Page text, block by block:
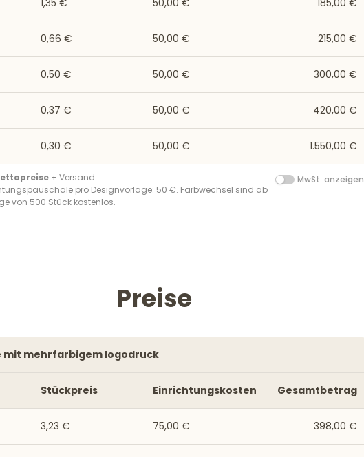
0,66 € 50,00 € 215,00 €
0,50 € 50,00 € 300,00 €
0,37 € 50,00 € 420,00 €
0,30 € 50,00 € 1.550,00 €
+ Versand.
pro Designvorlage: 50 €. Farbwechsel sind ab
von 500 Stück kostenlos.
MwSt. anzeigen
Preise
mit mehrfarbigem logodruck
Stückpreis Einrichtungskosten Gesamtbetrag
3,23 € 75,00 € 398,00 €